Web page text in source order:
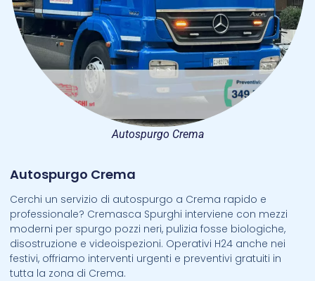
Autospurgo Crema
Autospurgo Crema
Cerchi un servizio di autospurgo a Crema rapido e
professionale? Cremasca Spurghi interviene con mezzi
moderni per spurgo pozzi neri, pulizia fosse biologiche,
disostruzione e videoispezioni. Operativi H24 anche nei
festivi, offriamo interventi urgenti e preventivi gratuiti in
tutta la zona di Crema.